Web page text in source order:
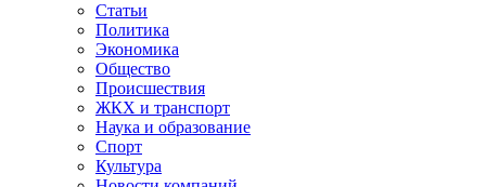
Статьи
Политика
Экономика
Общество
Происшествия
ЖКХ и транспорт
Наука и образование
Спорт
Культура